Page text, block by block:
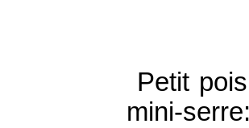
Petit
mini-serre: